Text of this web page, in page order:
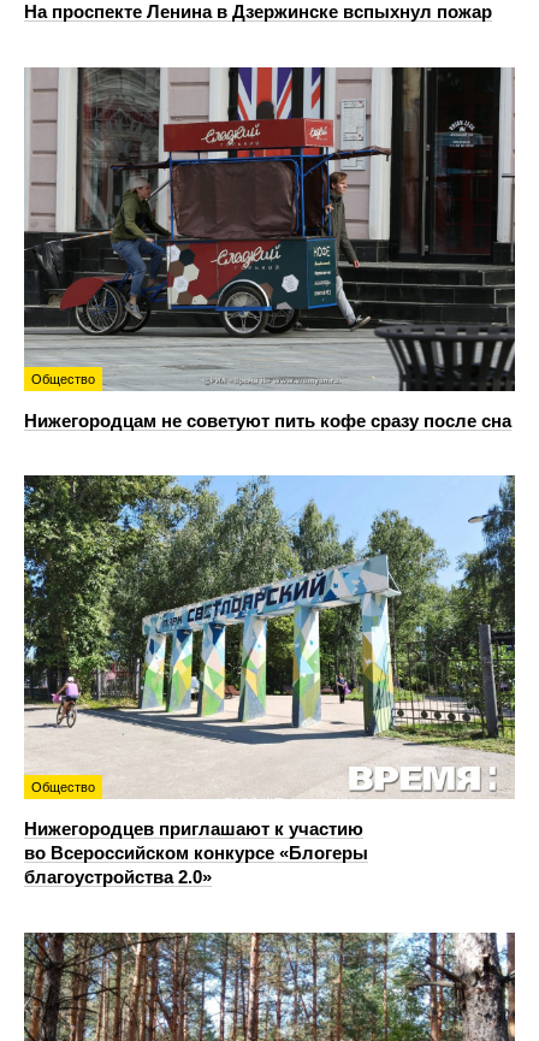
На проспекте Ленина в Дзержинске вспыхнул пожар
Общество
Нижегородцам не советуют пить кофе сразу после сна
Общество
Нижегородцев приглашают к участию
во Всероссийском конкурсе «Блогеры
благоустройства 2.0»